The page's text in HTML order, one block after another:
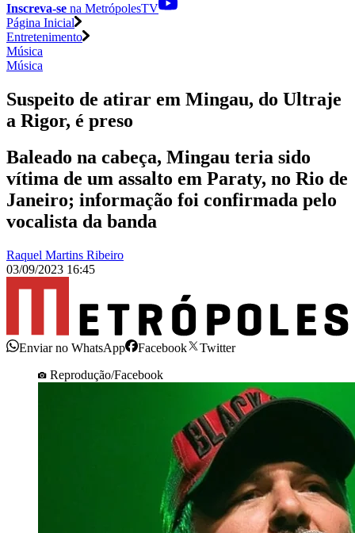
Inscreva-se na MetrópolesTV
Página Inicial
Entretenimento
Música
Música
Suspeito de atirar em Mingau, do Ultraje
a Rigor, é preso
Baleado na cabeça, Mingau teria sido
vítima de um assalto em Paraty, no Rio de
Janeiro; informação foi confirmada pelo
vocalista da banda
Raquel Martins Ribeiro
03/09/2023 16:45
Enviar no WhatsApp Facebook
Twitter
Reprodução/Facebook